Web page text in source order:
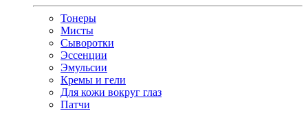
Тонеры
Мисты
Сыворотки
Эссенции
Эмульсии
Кремы и гели
Для кожи вокруг глаз
Патчи